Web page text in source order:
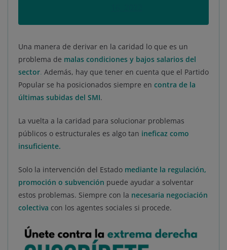
Una manera de derivar en la caridad lo que es un
problema de malas condiciones y bajos salarios del
sector. Además, hay que tener en cuenta que el Partido
Popular se ha posicionados siempre en contra de la
últimas subidas del SMI.
La vuelta a la caridad para solucionar problemas
públicos o estructurales es algo tan ineficaz como
insuficiente.
Solo la intervención del Estado mediante la regulación,
promoción o subvención puede ayudar a solventar
estos problemas. Siempre con la necesaria negociación
colectiva con los agentes sociales si procede.